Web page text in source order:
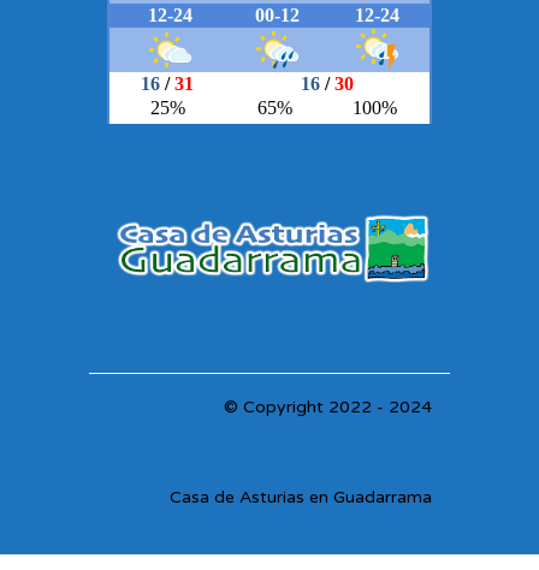
© Copyright 2022 - 2024
Casa de Asturias en Guadarrama